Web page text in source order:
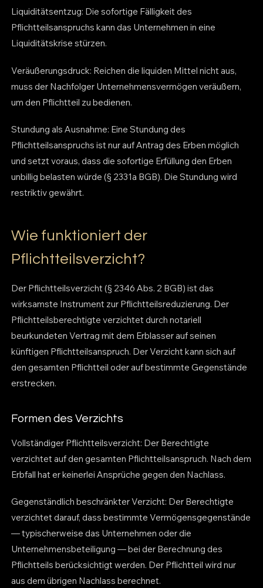
Liquiditätsentzug: Die sofortige Fälligkeit des
Pflichtteilsanspruchs kann das Unternehmen in eine
Liquiditätskrise stürzen.
Veräußerungsdruck: Reichen die liquiden Mittel nicht aus,
muss der Nachfolger Unternehmensvermögen veräußern,
um den Pflichtteil zu bedienen.
Stundung als Ausnahme: Eine Stundung des
Pflichtteilsanspruchs ist nur auf Antrag des Erben möglich
und setzt voraus, dass die sofortige Erfüllung den Erben
unbillig belasten würde (§ 2331a BGB). Die Stundung wird
restriktiv gewährt.
Wie funktioniert der
Pflichtteilsverzicht?
Der Pflichtteilsverzicht (§ 2346 Abs. 2 BGB) ist das
wirksamste Instrument zur Pflichtteilsreduzierung. Der
Pflichtteilsberechtigte verzichtet durch notariell
beurkundeten Vertrag mit dem Erblasser auf seinen
künftigen Pflichtteilsanspruch. Der Verzicht kann sich auf
den gesamten Pflichtteil oder auf bestimmte Gegenstände
erstrecken.
Formen des Verzichts
Vollständiger Pflichtteilsverzicht: Der Berechtigte
verzichtet auf den gesamten Pflichtteilsanspruch. Nach dem
Erbfall hat er keinerlei Ansprüche gegen den Nachlass.
Gegenständlich beschränkter Verzicht: Der Berechtigte
verzichtet darauf, dass bestimmte Vermögensgegenstände
— typischerweise das Unternehmen oder die
Unternehmensbeteiligung — bei der Berechnung des
Pflichtteils berücksichtigt werden. Der Pflichtteil wird nur
aus dem übrigen Nachlass berechnet.